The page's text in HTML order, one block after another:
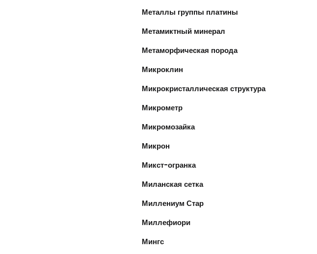
Металлы группы платины
Метамиктный минерал
Метаморфическая порода
Микроклин
Микрокристаллическая структура
Микрометр
Микромозайка
Микрон
Микст-огранка
Миланская сетка
Миллениум Стар
Миллефиори
Мингс